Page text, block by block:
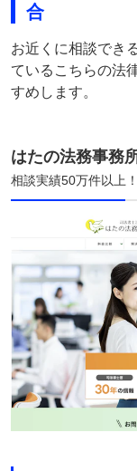
合
お近くに相談でき
ているこちらの法
すめします。
はたの法務事務
相談実績50万件以上！